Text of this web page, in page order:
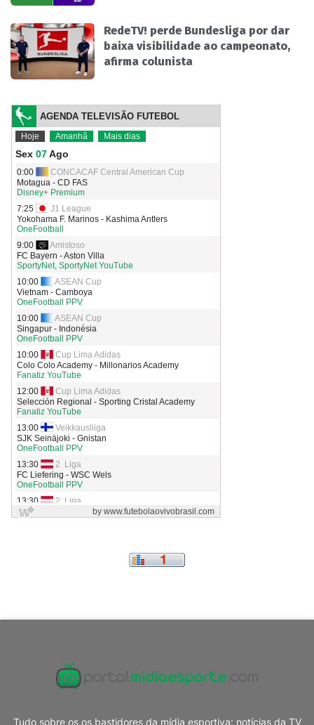
RedeTV! perde Bundesliga por dar
baixa visibilidade ao campeonato,
afirma colunista
Tudo sobre os os bastidores da mídia esportiva: notícias da TV